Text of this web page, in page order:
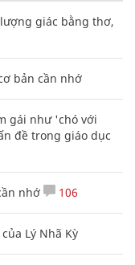
giác bằng thơ,
bản cần nhớ
gái như 'chó với
đề trong giáo dục
nhớ 106
Lý Nhã Kỳ